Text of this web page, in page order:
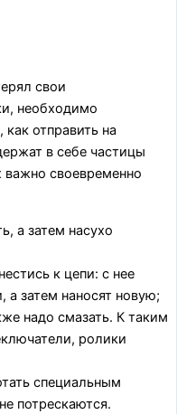
свои
необходимо
отправить на
в себе частицы
важно своевременно
а затем насухо
к цепи: с нее
а затем наносят новую;
надо смазать. К таким
ролики
специальным
потрескаются.